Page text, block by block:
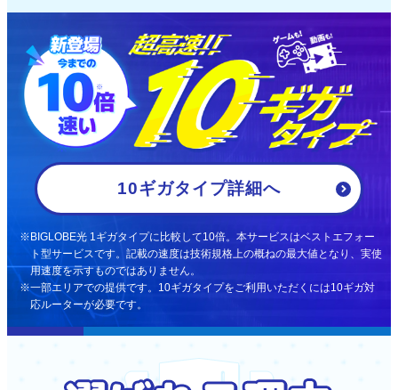
10ギガタイプ詳細へ
BIGLOBE光 1ギガタイプに比較して10倍。本サービスはベストエフォー
ト型サービスです。記載の速度は技術規格上の概ねの最大値となり、実使
用速度を示すものではありません。
一部エリアでの提供です。10ギガタイプをご利用いただくには10ギガ対
応ルーターが必要です。